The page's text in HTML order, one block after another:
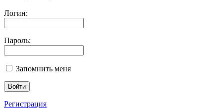
Логин:
Пароль:
Запомнить меня
Регистрация